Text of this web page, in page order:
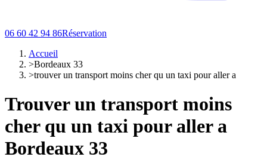
06 60 42 94 86Réservation
Accueil
>Bordeaux 33
>trouver un transport moins cher qu un taxi pour aller a
Trouver un transport moins
cher qu un taxi pour aller a
Bordeaux 33